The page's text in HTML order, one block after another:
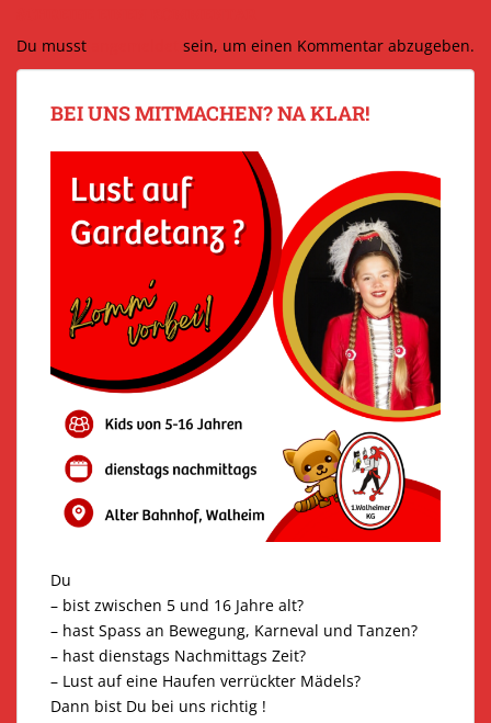
Du musst
sein, um einen Kommentar abzugeben.
BEI UNS MITMACHEN? NA KLAR!
Du
– bist zwischen 5 und 16 Jahre alt?
– hast Spass an Bewegung, Karneval und Tanzen?
– hast dienstags Nachmittags Zeit?
– Lust auf eine Haufen verrückter Mädels?
Dann bist Du bei uns richtig !